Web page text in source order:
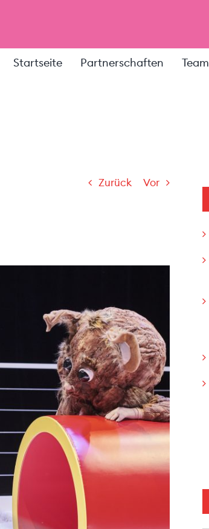
Startseite Partnerschaften Team
Zurück Vor